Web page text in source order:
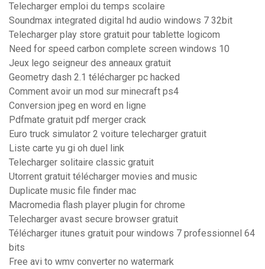
Telecharger emploi du temps scolaire
Soundmax integrated digital hd audio windows 7 32bit
Telecharger play store gratuit pour tablette logicom
Need for speed carbon complete screen windows 10
Jeux lego seigneur des anneaux gratuit
Geometry dash 2.1 télécharger pc hacked
Comment avoir un mod sur minecraft ps4
Conversion jpeg en word en ligne
Pdfmate gratuit pdf merger crack
Euro truck simulator 2 voiture telecharger gratuit
Liste carte yu gi oh duel link
Telecharger solitaire classic gratuit
Utorrent gratuit télécharger movies and music
Duplicate music file finder mac
Macromedia flash player plugin for chrome
Telecharger avast secure browser gratuit
Télécharger itunes gratuit pour windows 7 professionnel 64
bits
Free avi to wmv converter no watermark